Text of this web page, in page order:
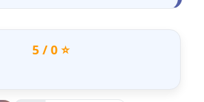
مدونة أحمد سيد
عاملة
⭐ 0 / 5